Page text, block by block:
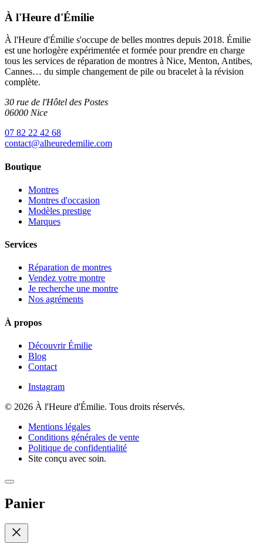
À l'Heure d'Émilie
À l'Heure d'Émilie s'occupe de belles montres depuis 2018. Émilie
est une horlogère expérimentée et formée pour prendre en charge
tous les services de réparation de montres à Nice, Menton, Antibes,
Cannes… du simple changement de pile ou bracelet à la révision
complète.
30 rue de l'Hôtel des Postes
06000 Nice
07 82 22 42 68
contact@alheuredemilie.com
Boutique
Montres
Montres d'occasion
Modèles prestige
Marques
Services
Réparation de montres
Vendez votre montre
Je recherche une montre
Nos agréments
À propos
Découvrir Émilie
Blog
Contact
Instagram
© 2026 À l'Heure d'Émilie. Tous droits réservés.
Mentions légales
Conditions générales de vente
Politique de confidentialité
Site conçu avec soin.
Panier